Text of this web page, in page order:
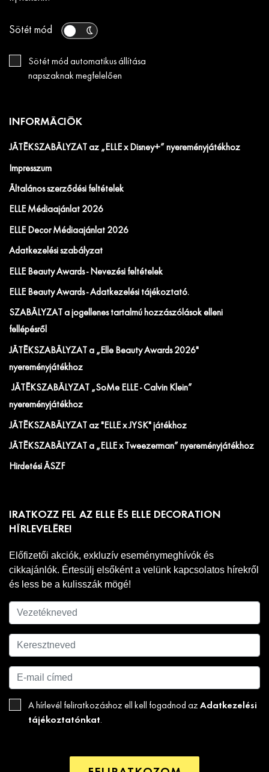
Sötét mód
Sötét mód automatikus állítása
napszaknak megfelelően
INFORMÁCIÓK
JÁTÉKSZABÁLYZAT az „ELLE x Disney+” nyereményjátékhoz
Impresszum
Általános szerződési feltételek
ELLE Médiaajánlat 2026
ELLE Decor Médiaajánlat 2026
Adatkezelési szabályzat
ELLE Beauty Awards - Nevezési feltételek
ELLE Beauty Awards - Adatkezelési tájékoztató.
SZABÁLYZAT a jogellenes tartalmú hozzászólások elleni
fellépésről
JÁTÉKSZABÁLYZAT a „Elle Beauty Awards 2026"
nyereményjátékhoz
JÁTÉKSZABÁLYZAT „SoMe ELLE - Calvin Klein”
nyereményjátékhoz
JÁTÉKSZABÁLYZAT az "ELLE x JYSK" játékhoz
JÁTÉKSZABÁLYZAT a „ELLE x Tweezerman” nyereményjátékhoz
Hirdetési ÁSZF
IRATKOZZ FEL AZ ELLE ÉS ELLE DECORATION
HÍRLEVELÉRE!
Előfizetői akciók, exkluzív eseménymeghívók és
cikkajánlók. Értesülj elsőként a velünk kapcsolatos hírekről
és less be a kulisszák mögé!
A hírlevél feliratkozáshoz ell kell fogadnod az Adatkezelési
tájékoztatónkat.